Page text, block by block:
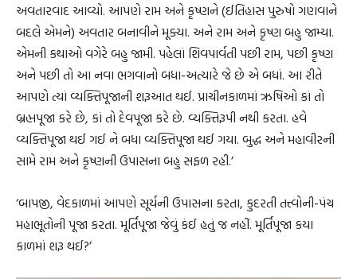
અવતારવાદ આવ્યો. આપણે રામ અને કૃષ્ણને (ઈતિહાસ પુરુષો ગણવાને
બદલે એમને) અવતાર બનાવીને મૂક્યા. અને રામ અને કૃષ્ણ બહુ જામ્યા.
એમની કથાઓ વગેરે બહુ જામી. પહેલાં શિવપાર્વતી પછી રામ, પછી કૃષ્ણ
અને પછી તો આ નવા ભગવાનો બધા-અત્યારે જે છે એ બધાં. આ રીતે
આપણે ત્યાં વ્યક્તિપૂજાની શરૂઆત થઈ. પ્રાચીનકાળમાં ઋષિઓ કાં તો
બ્રહ્મપૂજા કરે છે, કાં તો દેવપૂજા કરે છે. વ્યક્તિરૂપી નથી કરતા. હવે
વ્યક્તિપૂજા થઈ ગઈ ને બધા વ્યક્તિપૂજા થઈ ગયા. બુદ્ધ અને મહાવીરની
સામે રામ અને કૃષ્ણની ઉપાસના બહુ સફળ રહી.’
‘બાપજી, વેદકાળમાં આપણે સૂર્યની ઉપાસના કરતા, કુદરતી તત્ત્વોની-પંચ
મહાભૂતોની પૂજા કરતા. મૂર્તિપૂજા જેવું કંઈ હતું જ નહીં. મૂર્તિપૂજા કયા
કાળમાં શરૂ થઈ?’